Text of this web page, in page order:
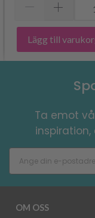
Lägg till
Ta emot
OM OSS